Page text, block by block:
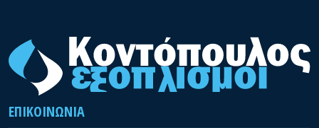
ΕΠΙΚΟΙΝΩΝΊΑ